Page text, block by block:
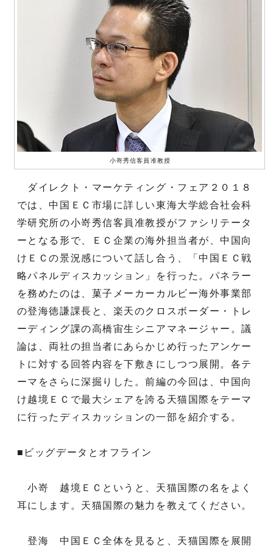
小嵜秀信客員准教授
ダイレクト・マーケティング・フェア２０１８
では、中国ＥＣ市場に詳しい東海大学総合社会科
学研究所の小嵜秀信客員准教授がファシリテータ
ーとなる形で、ＥＣ企業の海外担当者が、中国向
けＥＣの景況感について話し合う、「中国ＥＣ戦
略パネルディスカッション」を行った。パネラー
を務めたのは、菓子メーカーカルビー海外事業部
の登海徳謙課長と、楽天のクロスボーダー・トレ
ーディング課の高橋宙生シニアマネージャー。議
論は、両社の担当者にあらかじめ行ったアンケー
トに対する回答内容を下敷きにしつつ展開。各テ
ーマをさらに深掘りした。前編の今回は、中国向
け越境ＥＣで最大シェアを誇る天猫国際をテーマ
に行ったディスカッションの一部を紹介する。
■ビッグデータとオフライン
小嵜 越境ＥＣというと、天猫国際の名をよく
耳にします。天猫国際の魅力を教えてください。
登海 中国ＥＣ全体を見ると、天猫国際を展開